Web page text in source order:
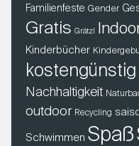
Familienfeste Gender
Gratis Grätzl
Kinderbücher
kostengünstig
Nachhaltigkeit
outdoor Recycling
Schwimmen Spaß